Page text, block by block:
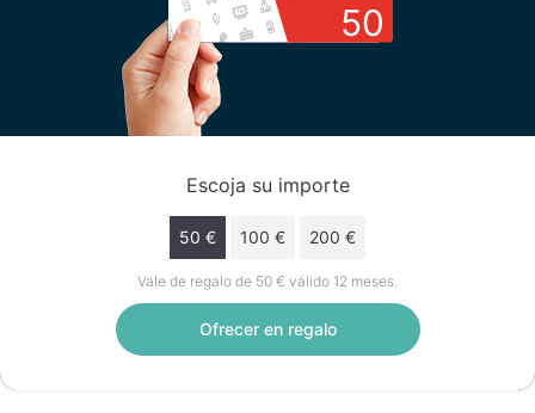
50
Escoja su importe
50 € 100 € 200 €
Vale de regalo de 50 € válido 12 meses.
Ofrecer en regalo